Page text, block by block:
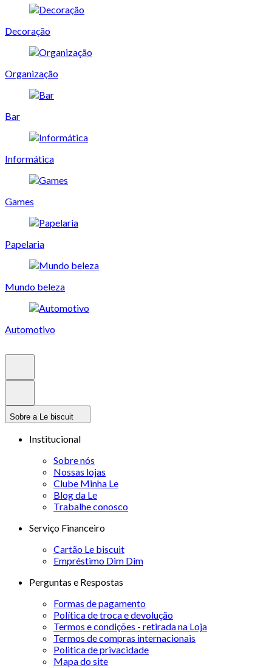
Decoração
Organização
Bar
Informática
Games
Papelaria
Mundo beleza
Automotivo
Sobre a Le biscuit
Institucional
Sobre nós
Nossas lojas
Clube Minha Le
Blog da Le
Trabalhe conosco
Serviço Financeiro
Cartão Le biscuit
Empréstimo Dim Dim
Perguntas e Respostas
Formas de pagamento
Política de troca e devolução
Termos e condições - retirada na Loja
Termos de compras internacionais
Politica de privacidade
Mapa do site